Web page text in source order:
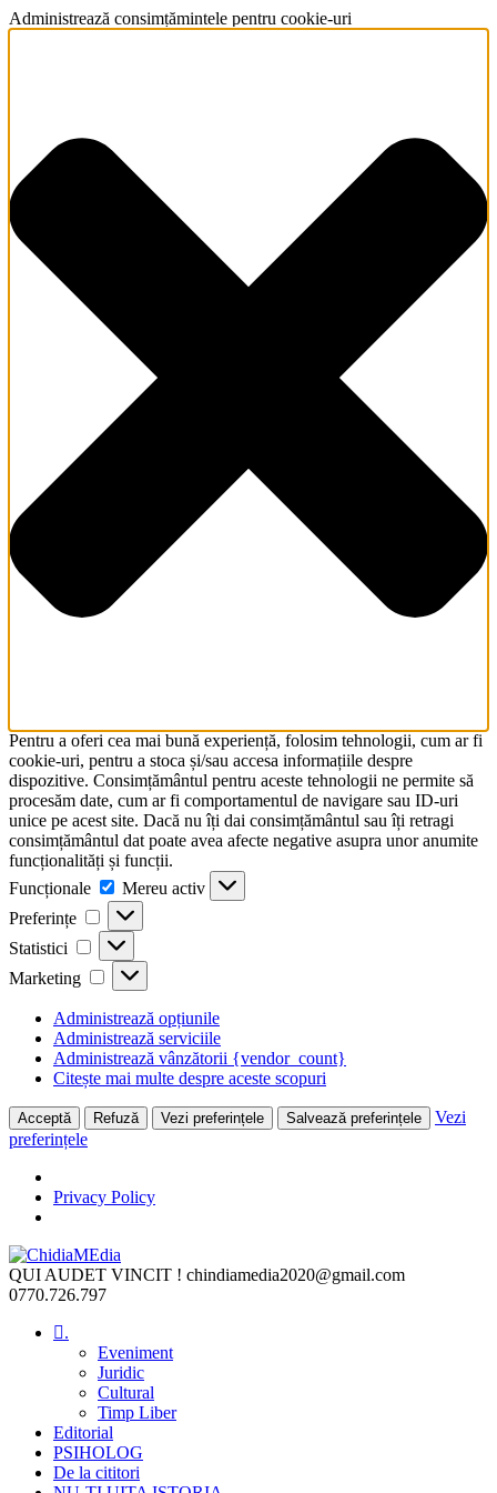
Administrează consimțămintele pentru cookie-uri
Pentru a oferi cea mai bună experiență, folosim tehnologii, cum ar fi
cookie-uri, pentru a stoca și/sau accesa informațiile despre
dispozitive. Consimțământul pentru aceste tehnologii ne permite să
procesăm date, cum ar fi comportamentul de navigare sau ID-uri
unice pe acest site. Dacă nu îți dai consimțământul sau îți retragi
consimțământul dat poate avea afecte negative asupra unor anumite
funcționalități și funcții.
Funcționale
Funcționale
Mereu activ
Preferințe
Preferințe
Statistici Statistici
Marketing Marketing
Administrează opțiunile
Administrează serviciile
Administrează vânzătorii {vendor_count}
Citește mai multe despre aceste scopuri
Acceptă Refuză Vezi preferințele Salvează preferințele
Vezi
preferințele
Privacy Policy
Skip
to
content
QUI AUDET VINCIT ! chindiamedia2020@gmail.com
0770.726.797
.
Eveniment
Juridic
Cultural
Timp Liber
Editorial
PSIHOLOG
De la cititori